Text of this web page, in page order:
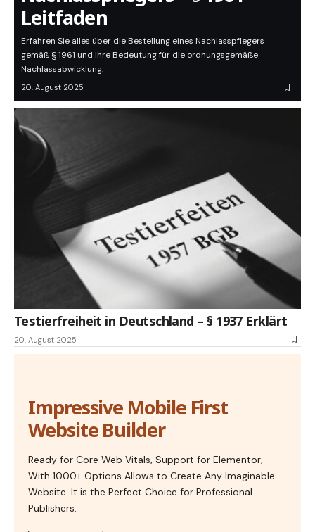
Leitfaden
Erfahren Sie alles über die Bestellung eines Nachlasspflegers
gemäß § 1961 und ihre Bedeutung für die ordnungsgemäße
Nachlassabwicklung.
20. August 2025
Testierfreiheit in Deutschland – § 1937 Erklärt
20. August 2025
Impressive Mobile First
Website Builder
Ready for Core Web Vitals, Support for Elementor,
With 1000+ Options Allows to Create Any Imaginable
Website. It is the Perfect Choice for Professional
Publishers.